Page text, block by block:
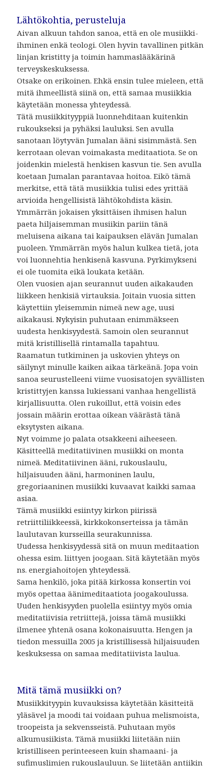
Lähtökohtia, perusteluja
Aivan alkuun tahdon sanoa, että en ole musiikki-
ihminen enkä teologi. Olen hyvin tavallinen pitkän
linjan kristitty ja toimin hammaslääkärinä
terveyskeskuksessa.
Otsake on erikoinen. Ehkä ensin tulee mieleen, että
mitä ihmeellistä siinä on, että samaa musiikkia
käytetään monessa yhteydessä.
Tätä musiikkityyppiä luonnehditaan kuitenkin
rukoukseksi ja pyhäksi lauluksi. Sen avulla
sanotaan löytyvän Jumalan ääni sisimmästä. Sen
kerrotaan olevan voimakasta meditaatiota. Se on
joidenkin mielestä henkisen kasvun tie. Sen avulla
koetaan Jumalan parantavaa hoitoa. Eikö tämä
merkitse, että tätä musiikkia tulisi edes yrittää
arvioida hengellisistä lähtökohdista käsin.
Ymmärrän jokaisen yksittäisen ihmisen halun
paeta hiljaisemman musiikin pariin tänä
meluisena aikana tai kaipauksen elävän Jumalan
puoleen. Ymmärrän myös halun kulkea tietä, jota
voi luonnehtia henkisenä kasvuna. Pyrkimykseni
ei ole tuomita eikä loukata ketään.
Olen vuosien ajan seurannut uuden aikakauden
liikkeen henkisiä virtauksia. Joitain vuosia sitten
käytettiin yleisemmin nimeä new age, uusi
aikakausi. Nykyisin puhutaan enimmäkseen
uudesta henkisyydestä. Samoin olen seurannut
mitä kristillisellä rintamalla tapahtuu.
Raamatun tutkiminen ja uskovien yhteys on
säilynyt minulle kaiken aikaa tärkeänä. Jopa voin
sanoa seurustelleeni viime vuosisatojen syvällisten
kristittyjen kanssa lukiessani vanhaa hengellistä
kirjallisuutta. Olen rukoillut, että voisin edes
jossain määrin erottaa oikean väärästä tänä
eksytysten aikana.
Nyt voimme jo palata otsakkeeni aiheeseen.
Käsitteellä meditatiivinen musiikki on monta
nimeä. Meditatiivinen ääni, rukouslaulu,
hiljaisuuden ääni, harmoninen laulu,
gregoriaaninen musiikki kuvaavat kaikki samaa
asiaa.
Tämä musiikki esiintyy kirkon piirissä
retriittiliikkeessä, kirkkokonserteissa ja tämän
laulutavan kursseilla seurakunnissa.
Uudessa henkisyydessä sitä on muun meditaation
ohessa esim. liittyen joogaan. Sitä käytetään myös
ns. energiahoitojen yhteydessä.
Sama henkilö, joka pitää kirkossa konsertin voi
myös opettaa äänimeditaatiota joogakoulussa.
Uuden henkisyyden puolella esiintyy myös omia
meditatiivisia retriittejä, joissa tämä musiikki
ilmenee yhtenä osana kokonaisuutta. Hengen ja
tiedon messuilla 2005 ja kristillisessä hiljaisuuden
keskuksessa on samaa meditatiivista laulua.
Mitä tämä musiikki on?
Musiikkityypin kuvauksissa käytetään käsitteitä
yläsävel ja moodi tai voidaan puhua melismoista,
troopeista ja sekvensseistä. Puhutaan myös
alkumusiikista. Tämä musiikki liitetään niin
kristilliseen perinteeseen kuin shamaani- ja
sufimuslimien rukouslauluun. Se liitetään antiikin